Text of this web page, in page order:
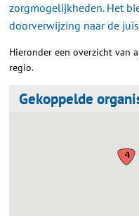
zorgmogelijkheden. Het
doorverwijzing naar de
Hieronder een overzicht van
regio.
Gekoppelde